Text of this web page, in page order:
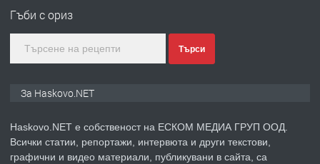
преди 4 дни
Гъби с ориз
Търси
За Haskovo.NET
Haskovo.NET е собственост на ЕСКОМ МЕДИА ГРУП ООД.
Всички статии, репортажи, интервюта и други текстови,
графични и видео материали, публикувани в сайта, са